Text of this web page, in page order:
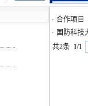
· 合作项目
· 国防科技
共2条 1/1